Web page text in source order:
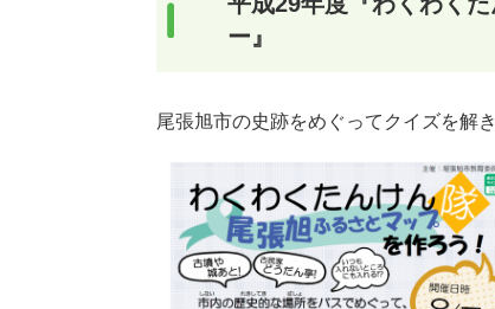
ー』
尾張旭市の史跡をめぐってクイズを解